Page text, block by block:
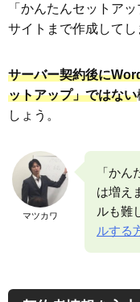
「かんたんセットア
サイトまで作成してし
サーバー契約後に
ットアップ」ではない
しょう。
マツカワ
「か
は増え
ルも難
ルする